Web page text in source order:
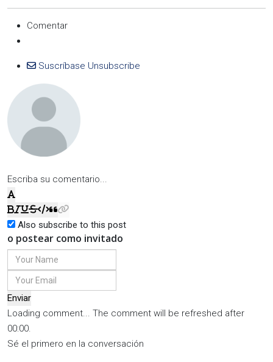
Comentar
Suscríbase Unsubscribe
Escriba su comentario...
Also subscribe to this post
o postear como invitado
Enviar
Loading comment... The comment will be refreshed after
00:00.
Sé el primero en la conversación